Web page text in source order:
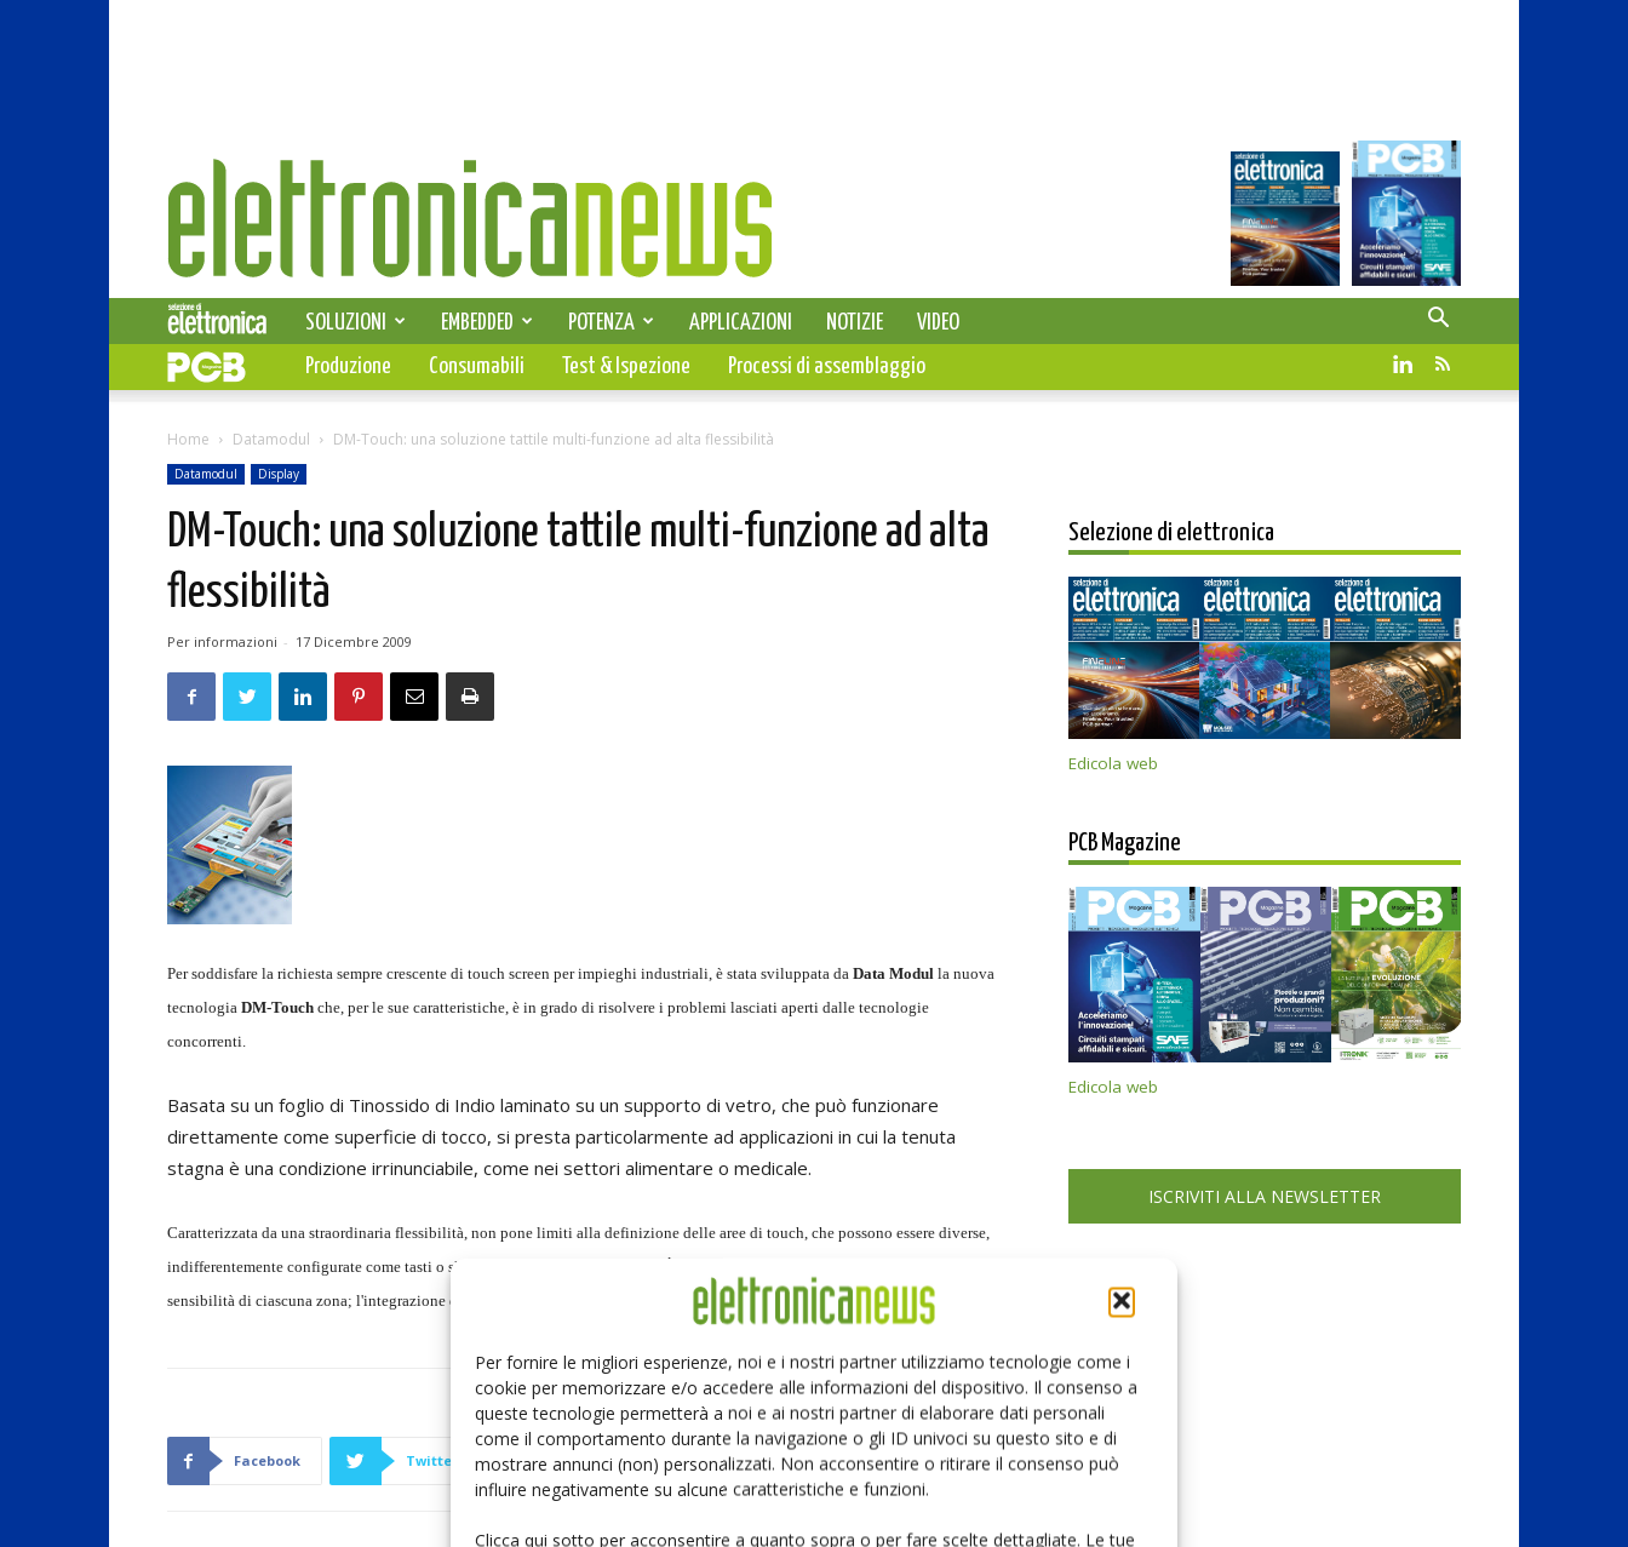
Per fornire le migliori esperienze, noi e i nostri partner utilizziamo tecnologie come i
cookie per memorizzare e/o accedere alle informazioni del dispositivo. Il consenso a
queste tecnologie permetterà a noi e ai nostri partner di elaborare dati personali
come il comportamento durante la navigazione o gli ID univoci su questo sito e di
mostrare annunci (non) personalizzati. Non acconsentire o ritirare il consenso può
influire negativamente su alcune caratteristiche e funzioni.
Clicca qui sotto per acconsentire a quanto sopra o per fare scelte dettagliate. Le tue
Elettronica
News
SELEZIONE DI ELETTRONICA
SOLUZIONI EMBEDDED POTENZA APPLICAZIONI NOTIZIE
VIDEO
PCB
Produzione Consumabili Test & Ispezione Processi di assemblaggio
Home Datamodul DM-Touch: una soluzione tattile multi-funzione ad alta flessibilità
Datamodul Display
DM-Touch: una soluzione tattile multi-funzione ad alta
flessibilità
Per informazioni - 17 Dicembre 2009
Per soddisfare la richiesta sempre crescente di touch screen per impieghi industriali, è stata sviluppata da Data Modul la nuova
tecnologia DM-Touch che, per le sue caratteristiche, è in grado di risolvere i problemi lasciati aperti dalle tecnologie
concorrenti.
Basata su un foglio di Tinossido di Indio laminato su un supporto di vetro, che può funzionare
direttamente come superficie di tocco, si presta particolarmente ad applicazioni in cui la tenuta
stagna è una condizione irrinunciabile, come nei settori alimentare o medicale.
Caratterizzata da una straordinaria flessibilità, non pone limiti alla definizione delle aree di touch, che possono essere diverse,
indifferentemente configurate come tasti o sliders e modificate via software. È inoltre possibile calibrare, sempre via software, la
sensibilità di ciascuna zona; l'integrazione di un touch controller consente di trasmettere l'informazione via USB o RS232.
Facebook Twitter Linkedin Pinterest Email
Selezione di elettronica
Edicola web
PCB Magazine
Edicola web
ISCRIVITI ALLA NEWSLETTER